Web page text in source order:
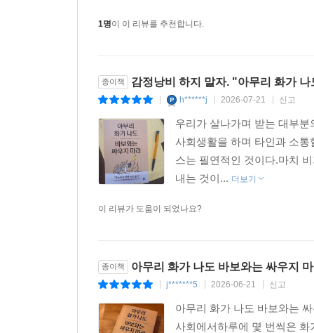
1명이 이 리뷰를 추천합니다.
종이책 감정낭비 하지 말자. "아무리 화가
h******j 2026-07-21 신고
우리가 살나가며 받는 대부
사회생활을 하며 타인과 소
스는 필연적인 것이다.마치
내는 것이... 더보기
이 리뷰가 도움이 되었나요?
종이책 아무리 화가 나도 바보와는 싸우지
j*******5 2026-06-21 신고
아무리 화가 나도 바보와는
사회에서하루에 몇 번씩은